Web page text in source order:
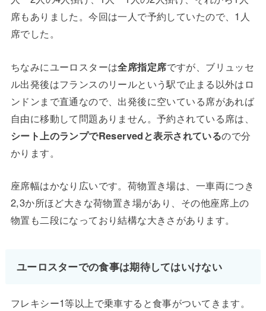
席もありました。今回は一人で予約していたので、1人
席でした。
ちなみにユーロスターは全席指定席ですが、ブリュッセ
ル出発後はフランスのリールという駅で止まる以外はロ
ンドンまで直通なので、出発後に空いている席があれば
自由に移動して問題ありません。予約されている席は、
シート上のランプでReservedと表示されているので分
かります。
座席幅はかなり広いです。荷物置き場は、一車両につき
2,3か所ほど大きな荷物置き場があり、その他座席上の
物置も二段になっており結構な大きさがあります。
ユーロスターでの食事は期待してはいけない
フレキシー1等以上で乗車すると食事がついてきます。